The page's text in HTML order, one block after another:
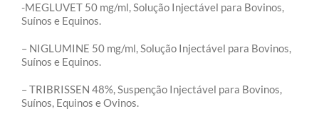
-MEGLUVET 50 mg/ml, Solução Injectável para Bovinos,
Suínos e Equinos.
– NIGLUMINE 50 mg/ml, Solução Injectável para Bovinos,
Suínos e Equinos.
– TRIBRISSEN 48%, Suspenção Injectável para Bovinos,
Suínos, Equinos e Ovinos.